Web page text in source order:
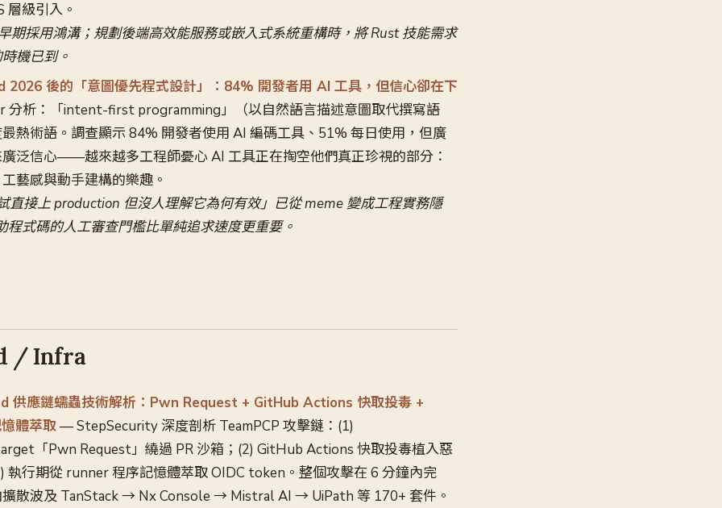
層級引入。
期採用鴻溝；規劃後端高效能服務或嵌入式系統重構時，將 Rust 技能需求
機已到。
後的「意圖優先程式設計」：84% 開發者用 AI 工具，但信心卻在下
分析：「intent-first programming」（以自然語言描述意圖取代撰寫語
熱術語。調查顯示 84% 開發者使用 AI 編碼工具、51% 每日使用，但廣
泛信心——越來越多工程師憂心 AI 工具正在掏空他們真正珍視的部分：
藝感與動手建構的樂趣。
直接上 production 但沒人理解它為何有效」已從 meme 變成工程實務隱
程式碼的人工審查門檻比單純追求速度更重要。
/ Infra
供應鏈蠕蟲技術解析：Pwn Request + GitHub Actions 快取投毒 +
體萃取— StepSecurity 深度剖析 TeamPCP 攻擊鏈：(1)
「Pwn Request」繞過 PR 沙箱；(2) GitHub Actions 快取投毒植入惡
執行期從 runner 程序記憶體萃取 OIDC token。整個攻擊在 6 分鐘內完
散波及 TanStack → Nx Console → Mistral AI → UiPath 等 170+ 套件。